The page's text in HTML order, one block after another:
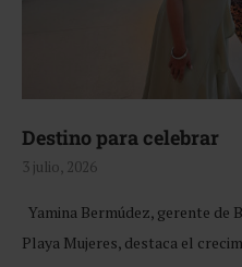
Destino para celebrar
3 julio, 2026
Yamina Bermúdez, gerente de
Playa Mujeres, destaca el